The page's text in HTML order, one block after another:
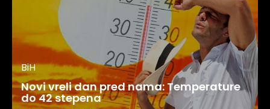
BiH
Novi vreli dan pred nama: Temperature
do 42 stepena